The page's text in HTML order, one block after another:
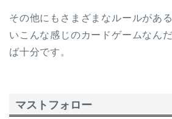
その他にもさまざまなルールがあ
いこんな感じのカードゲームなん
ば十分です。
マストフォロー